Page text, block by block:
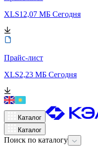
XLS12,07 МБ Сегодня
Прайс-лист
XLS2,23 МБ Сегодня
Каталог
Каталог
Поиск по каталогу